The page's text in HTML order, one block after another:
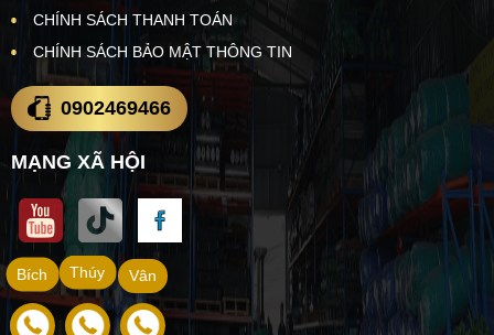
CHÍNH SÁCH THANH TOÁN
CHÍNH SÁCH BẢO MẬT THÔNG TIN
0902469466
MẠNG XÃ HỘI
Vân
Thúy
Bích